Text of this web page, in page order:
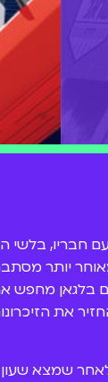
חבריו,
יותר
בלגאן
את
שמצא